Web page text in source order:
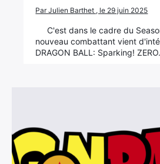
Par Julien Barthet , le 29 juin 2025
C'est dans le cadre du
nouveau combattant vient
DRAGON BALL: Sparking! ZERO.